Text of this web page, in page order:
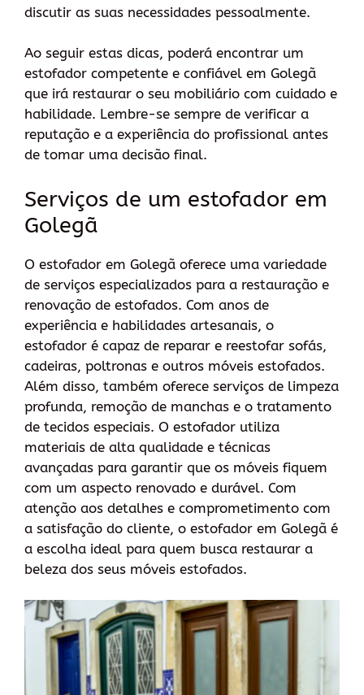
discutir as suas necessidades pessoalmente.
Ao seguir estas dicas, poderá encontrar um
estofador competente e confiável em Golegã
que irá restaurar o seu mobiliário com cuidado e
habilidade. Lembre-se sempre de verificar a
reputação e a experiência do profissional antes
de tomar uma decisão final.
Serviços de um estofador em
Golegã
O estofador em Golegã oferece uma variedade
de serviços especializados para a restauração e
renovação de estofados. Com anos de
experiência e habilidades artesanais, o
estofador é capaz de reparar e reestofar sofás,
cadeiras, poltronas e outros móveis estofados.
Além disso, também oferece serviços de limpeza
profunda, remoção de manchas e o tratamento
de tecidos especiais. O estofador utiliza
materiais de alta qualidade e técnicas
avançadas para garantir que os móveis fiquem
com um aspecto renovado e durável. Com
atenção aos detalhes e comprometimento com
a satisfação do cliente, o estofador em Golegã é
a escolha ideal para quem busca restaurar a
beleza dos seus móveis estofados.